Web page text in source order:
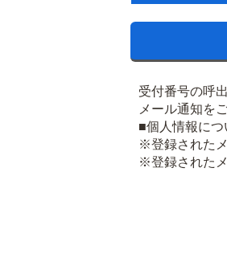
受付番号の呼
メール通知を
■個人情報につ
※登録された
※登録された